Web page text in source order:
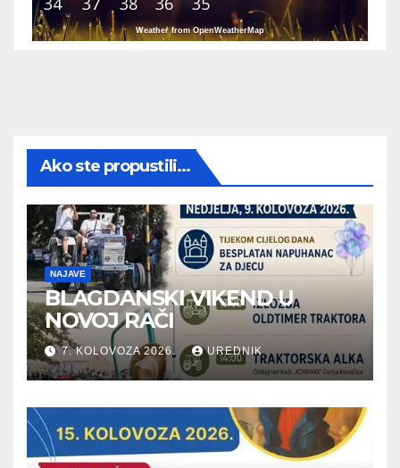
Weather from OpenWeatherMap
Ako ste propustili...
NAJAVE
BLAGDANSKI VIKEND U
NOVOJ RAČI
7. KOLOVOZA 2026. UREDNIK